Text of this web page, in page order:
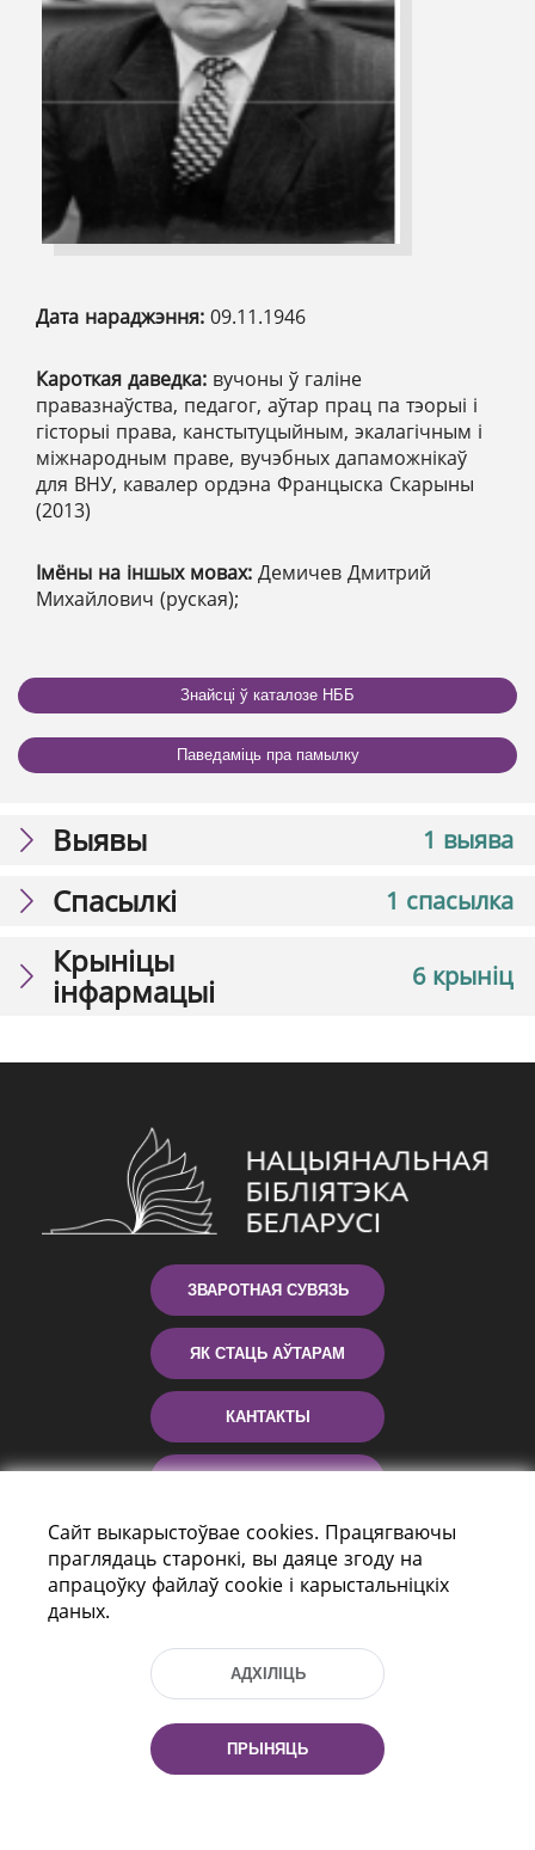
Дата нараджэння: 09.11.1946
Кароткая даведка: вучоны ў галіне
правазнаўства, педагог, аўтар прац па тэорыі і
гісторыі права, канстытуцыйным, экалагічным і
міжнародным праве, вучэбных дапаможнікаў
для ВНУ, кавалер ордэна Францыска Скарыны
(2013)
Імёны на іншых мовах: Демичев Дмитрий
Михайлович (руская);
Знайсці ў каталозе НББ
Паведаміць пра памылку
1 выява
Выявы
1 спасылка
Спасылкі
6 крыніц
Крыніцы
інфармацыі
ЗВАРОТНАЯ СУВЯЗЬ
ЯК СТАЦЬ АЎТАРАМ
КАНТАКТЫ
праспект Незалежнасці 116
г. Мiнск, Рэспубліка Беларусь, 220114
Тэл.: (+375 17) 368 37 37, Факс: (+375 17)
Сайт выкарыстоўвае cookies. Працягваючы
праглядаць старонкі, вы даяце згоду на
апрацоўку файлаў cookie і карыстальніцкіх
даных.
АДХІЛІЦЬ
ПРЫНЯЦЬ